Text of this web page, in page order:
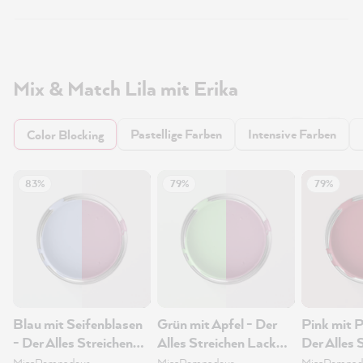
Mix & Match Lila mit Erika
Color Blocking Pastellige Farben Intensive Farben
83%
Blau mit Seifenblasen
- Der Alles Streichen
79%
Grün mit Apfel - Der
Alles Streichen Lack
79%
Pink mit
Der Alles